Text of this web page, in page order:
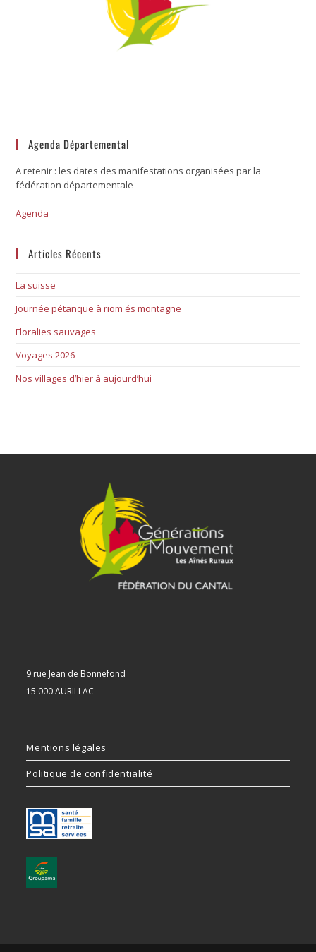
Agenda Départemental
A retenir : les dates des manifestations organisées par la
fédération départementale
Agenda
Articles Récents
La suisse
Journée pétanque à riom és montagne
Floralies sauvages
Voyages 2026
Nos villages d’hier à aujourd’hui
9 rue Jean de Bonnefond
15 000 AURILLAC
Mentions légales
Politique de confidentialité